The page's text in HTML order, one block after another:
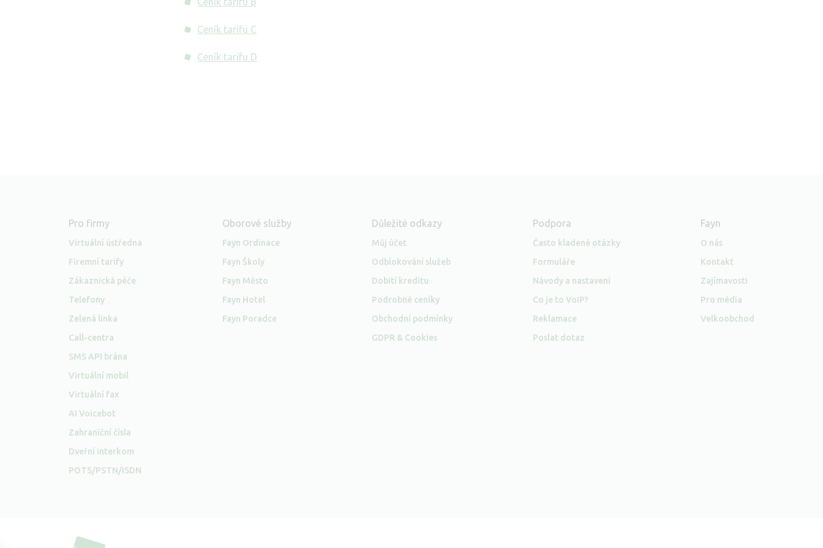
Ceník tarifu C
Ceník tarifu D
Pro firmy
Virtuální ústředna
Firemní tarify
Zákaznická péče
Telefony
Zelená linka
Call-centra
SMS API brána
Virtuální mobil
Virtuální fax
AI Voicebot
Zahraniční čísla
Dveřní interkom
POTS/PSTN/ISDN
Oborové služby
Fayn Ordinace
Fayn Školy
Fayn Město
Fayn Hotel
Fayn Poradce
Důležité odkazy
Můj účet
Odblokování služeb
Dobití kreditu
Podrobné ceníky
Obchodní podmínky
GDPR & Cookies
Podpora
Často kladené otázky
Formuláře
Návody a nastavení
Co je to VoIP?
Reklamace
Poslat dotaz
Fayn
O nás
Kontakt
Zajímavosti
Pro média
Velkoobchod